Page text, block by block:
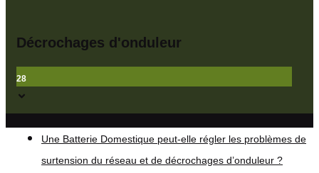
Décrochages d'onduleur
28
Une Batterie Domestique peut-elle régler les problèmes de
surtension du réseau et de décrochages d’onduleur ?